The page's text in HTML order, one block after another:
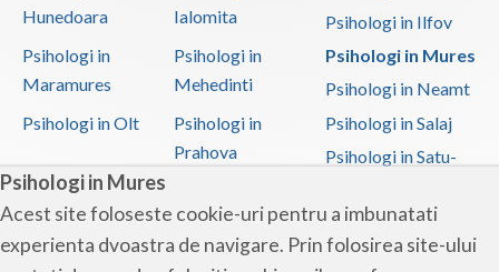
Psihologi in Mures
Acest site foloseste cookie-uri pentru a imbunatati
experienta dvoastra de navigare. Prin folosirea site-ului
Psihoterapie, asistenta si consultanta psihologica (1)
Psihoterapie- Interventie psihoterapeutica in b... (1)
Terapii de scurta durata (1)
Hunedoara
Ialomita
Psihologi in Ilfov
Psihologi in
Maramures
Psihologi in
Mehedinti
Psihologi in Mures
Psihologi in Neamt
Psihologi in Olt
Psihologi in
Prahova
Psihologi in Salaj
Psihologi in Satu-
Psihologi in Sibiu
Psihologi in
Suceava
Psihologi in
Teleorman